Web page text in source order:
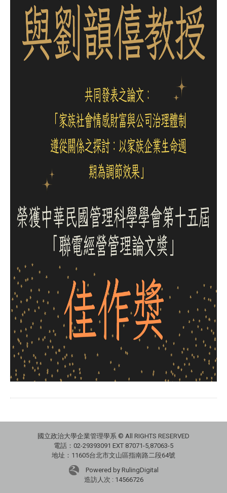
國立政治大學企業管理學系 © All RIGHTS RESERVED
電話：02-29393091 EXT 87071-5,87063-5
地址：11605台北市文山區指南路二段64號
Powered by RulingDigital
造訪人次 : 14566726